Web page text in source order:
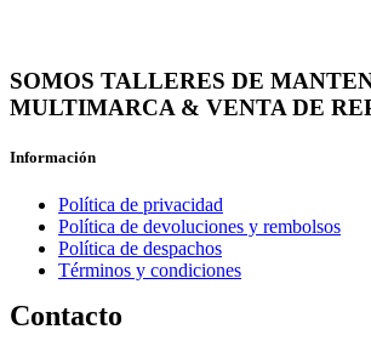
SOMOS TALLERES DE
MULTIMARCA & VENTA DE
Información
Política de privacidad
Política de devoluciones y rembolsos
Política de despachos
Términos y condiciones
Contacto